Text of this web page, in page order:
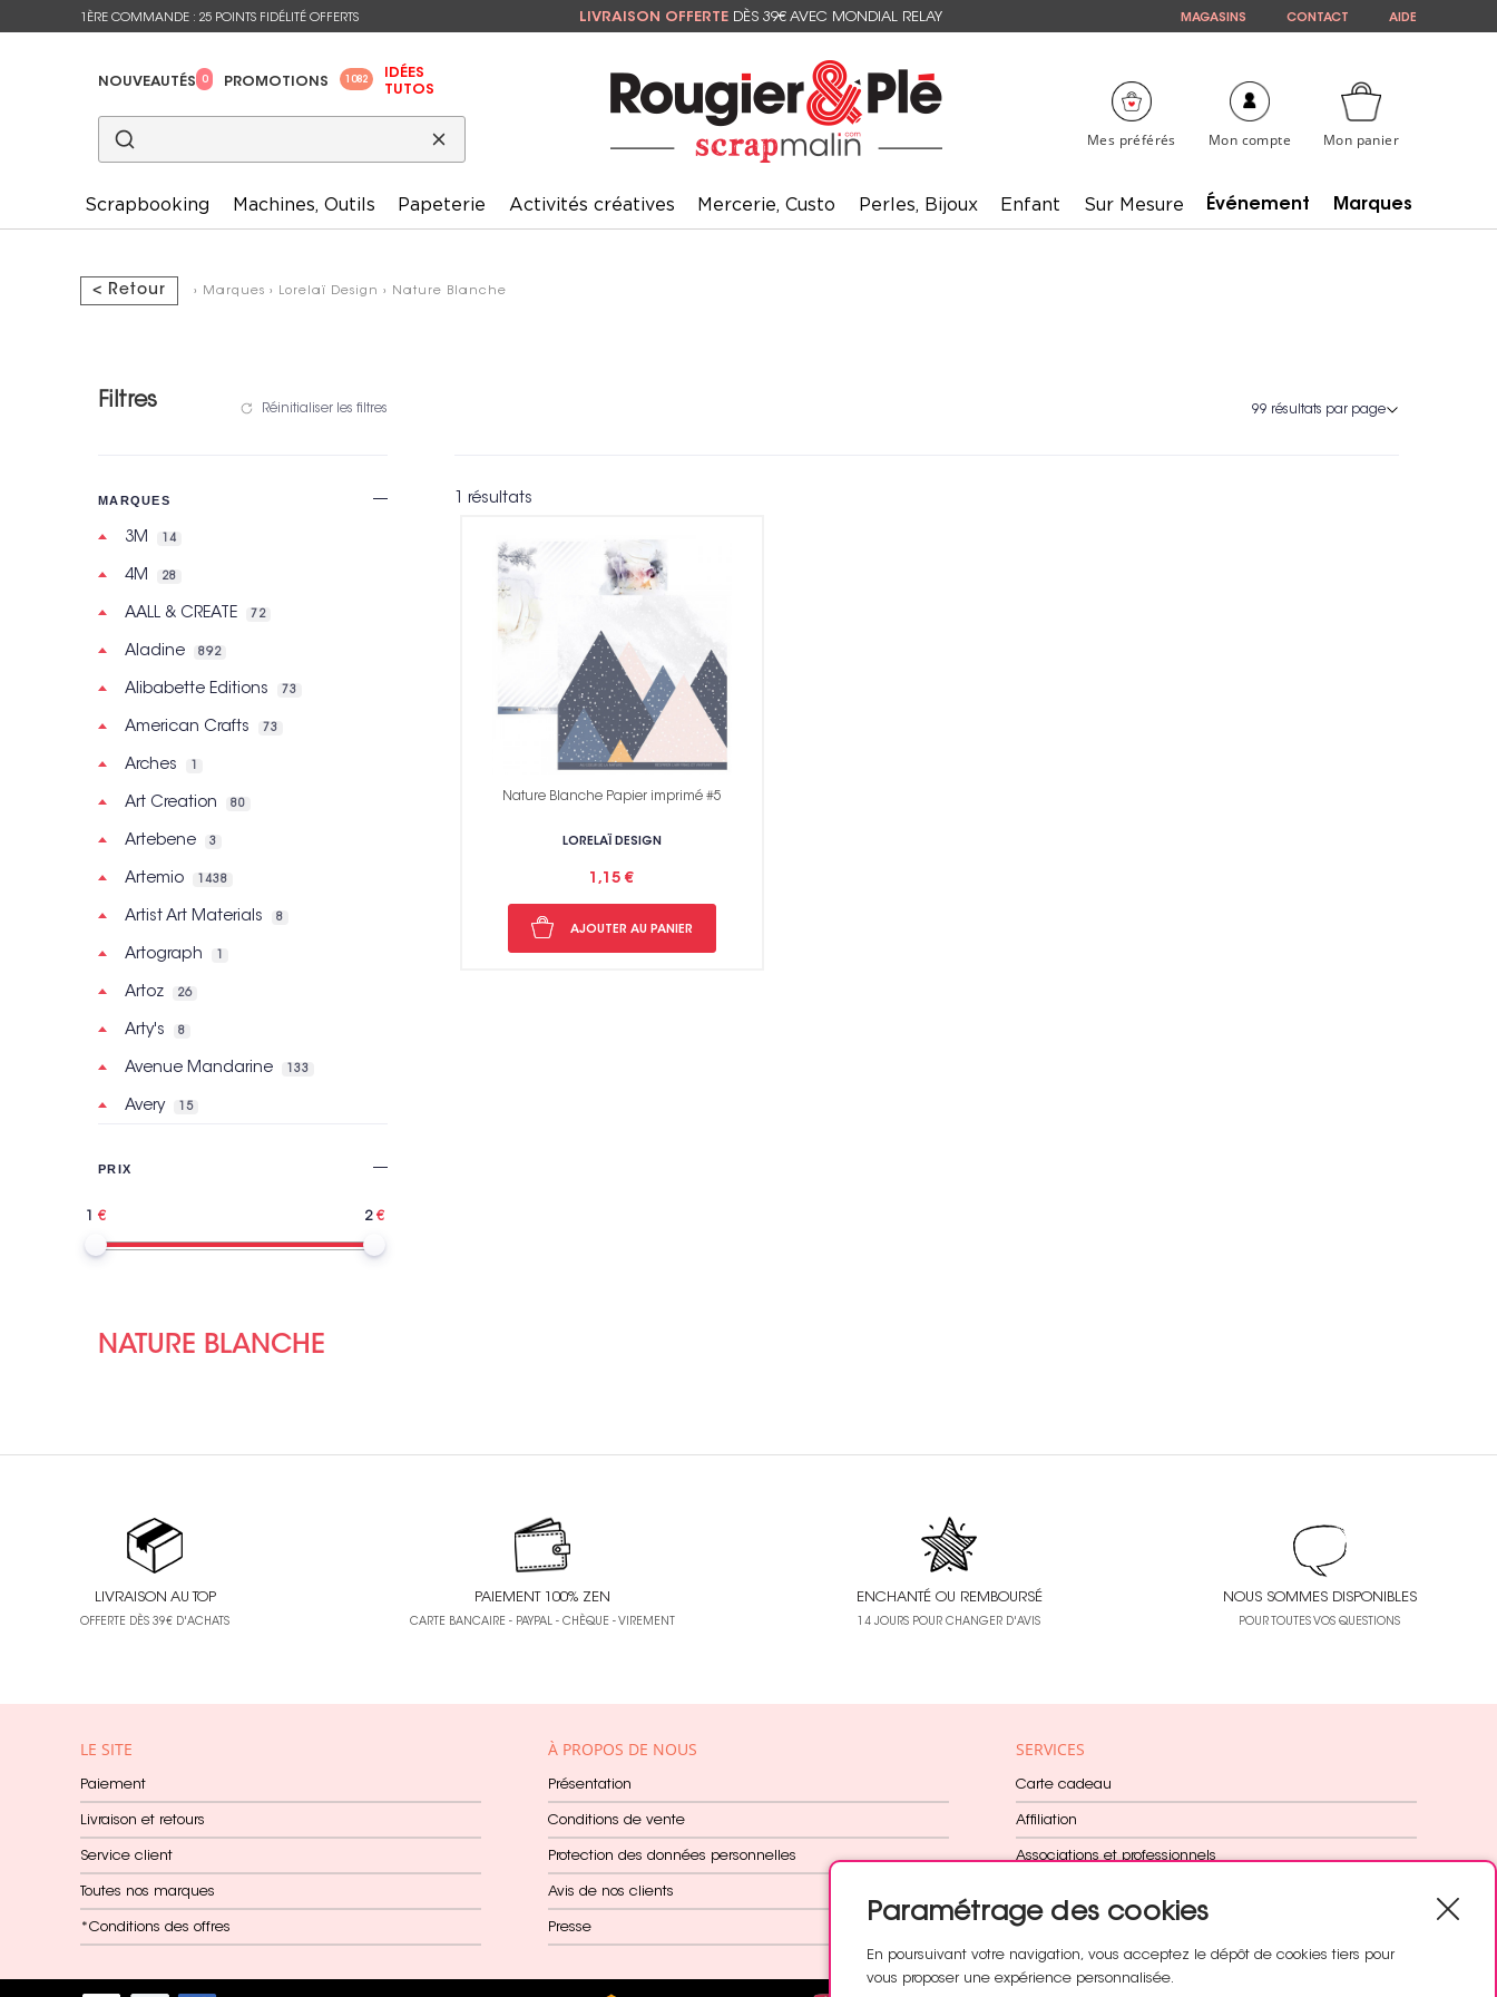
1ÈRE COMMANDE : 25 POINTS FIDÉLITÉ OFFERTS LIVRAISON OFFERTE DÈS 39€ AVEC MONDIAL RELAY MAGASINS CONTACT AIDE
NOUVEAUTÉS 0 PROMOTIONS 1082
IDÉES
TUTOS
Mes préférés Mon panier
Mon compte
Scrapbooking Machines, Outils Papeterie Activités créatives Mercerie, Custo Perles, Bijoux Enfant Sur Mesure Événement Marques
< Retour › Marques › Lorelaï Design › Nature Blanche
Filtres Réinitialiser les filtres
MARQUES
3M 14
4M 28
AALL & CREATE 72
Aladine 892
Alibabette Editions 73
American Crafts 73
Arches
Art Creation 80
Artebene 3
Artemio 1438
Artist Art Materials 8
Artograph
Artoz 26
Arty's 8
Avenue Mandarine 133
Avery 15
Bioviva 7
Béatrice Garni
Canson
Carabelle Studio
Chou & Flowers
Clairefontaine
Clementoni
Cléopâtre
Cocorikraft
Collection Privée
Colour Shaper 18
PRIX
2
NATURE BLANCHE
1 résultats
Nature Blanche Papier imprimé #5
LORELAÏ DESIGN
1,15 €
AJOUTER AU PANIER
LIVRAISON AU TOP
OFFERTE DÈS 39€ D'ACHATS
PAIEMENT 100% ZEN
CARTE BANCAIRE - PAYPAL - CHÈQUE - VIREMENT
ENCHANTÉ OU REMBOURSÉ
14 JOURS POUR CHANGER D'AVIS
NOUS SOMMES DISPONIBLES
POUR TOUTES VOS QUESTIONS
LE SITE
Paiement
Livraison et retours
Service client
Toutes nos marques
*Conditions des offres
À PROPOS DE NOUS
Présentation
Conditions de vente
Protection des données personnelles
Avis de nos clients
Presse
SERVICES
Carte cadeau
Affiliation
Associations et professionnels
Cadeau dès 60€
Paramétrage des cookies
En poursuivant votre navigation, vous acceptez le dépôt de cookies tiers pour
vous proposer une expérience personnalisée.